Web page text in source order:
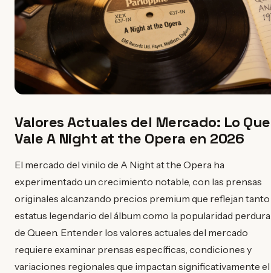
Valores Actuales del Mercado: Lo Que
Vale A Night at the Opera en 2026
El mercado del vinilo de A Night at the Opera ha
experimentado un crecimiento notable, con las prensas
originales alcanzando precios premium que reflejan tanto
estatus legendario del álbum como la popularidad
de Queen. Entender los valores actuales del mercado
requiere examinar prensas específicas, condiciones y
variaciones regionales que impactan significativamente el